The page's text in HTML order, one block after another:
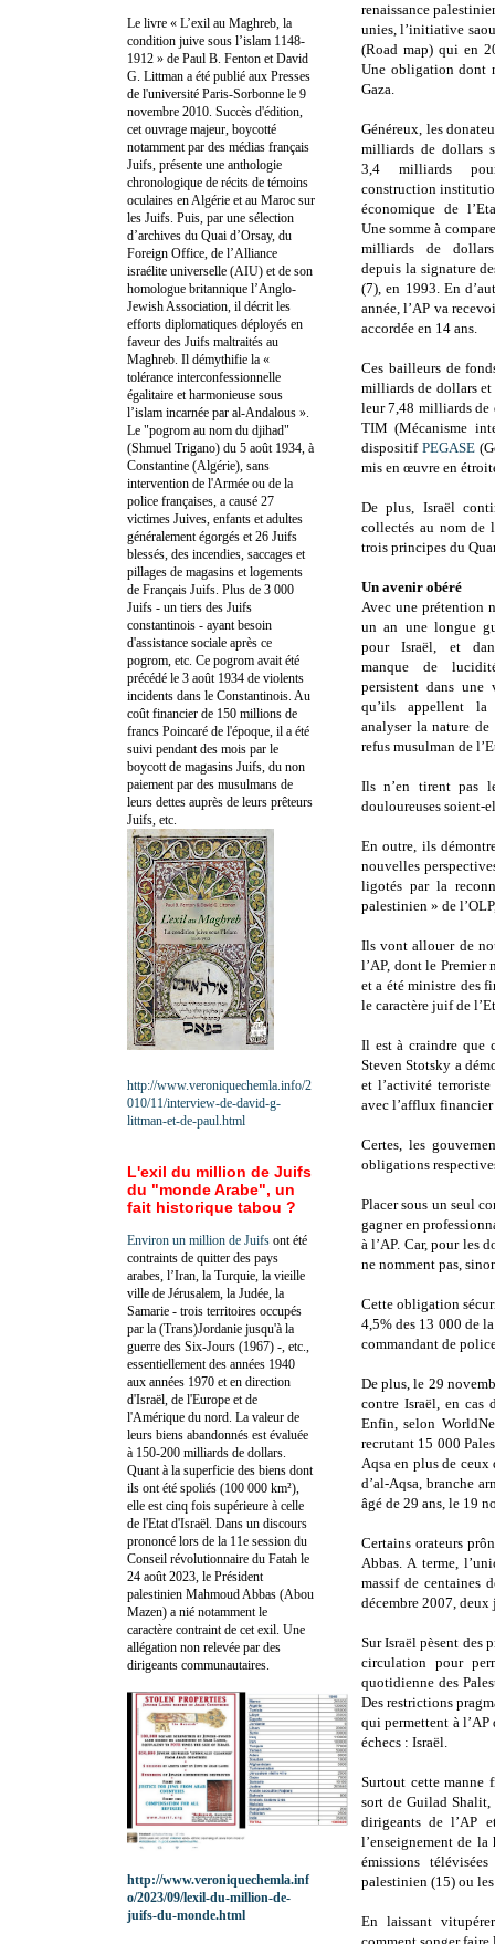
renaissance
unies, l’initiative
(Road map) qui en
Une obligation dont
Gaza.
Généreux, les
milliards de dollars
3,4 milliards
construction
économique de
Une somme à
milliards de
depuis la signature
(7), en 1993. En
année, l’AP va
accordée en 14 ans.
Ces bailleurs de
milliards de dollars et
leur 7,48 milliards de
TIM (Mécanisme
dispositifPEGASE
mis en œuvre en
De plus, Israël
collectés au nom de
trois principes du
Un avenir obéré
Avec une prétention
un an une longue
pour Israël, et
manque de
persistent dans une
qu’ils appellent
analyser la nature
refus musulman de
Ils n’en tirent pas
douloureuses soient-
En outre, ils
nouvelles
ligotés par la
palestinien » de
Ils vont allouer de
l’AP, dont le Premier
et a été ministre des
le caractère juif de
Il est à craindre que
Steven Stotsky a
et l’activité
avec l’afflux
Certes, les
obligations
Placer sous un seul
gagner en
à l’AP. Car, pour les
ne nomment pas,
Cette obligation
4,5% des 13 000 de
commandant de
De plus, le 29
contre Israël, en cas
Enfin, selon
recrutant 15 000
Aqsa en plus de ceux
d’al-Aqsa, branche
âgé de 29 ans, le 19
Certains orateurs
Abbas. A terme,
massif de centaines
décembre 2007, deux
Sur Israël pèsent des
circulation pour
quotidienne des
Des restrictions
qui permettent à l’AP
échecs : Israël.
Surtout cette manne
sort de Guilad Shalit,
dirigeants de l’AP
l’enseignement de
émissions
palestinien (15) ou les
En laissant
Le livre « L’exil au Maghreb, la
condition juive sous l’islam 1148-
1912 » de Paul B. Fenton et David
G. Littman a été publié aux Presses
de l'université Paris-Sorbonne le 9
novembre 2010. Succès d'édition,
cet ouvrage majeur, boycotté
notamment par des médias français
Juifs, présente une anthologie
chronologique de récits de témoins
oculaires en Algérie et au Maroc sur
les Juifs. Puis, par une sélection
d’archives du Quai d’Orsay, du
Foreign Office, de l’Alliance
israélite universelle (AIU) et de son
homologue britannique l’Anglo-
Jewish Association, il décrit les
efforts diplomatiques déployés en
faveur des Juifs maltraités au
Maghreb. Il démythifie la «
tolérance interconfessionnelle
égalitaire et harmonieuse sous
l’islam incarnée par al-Andalous ».
Le "pogrom au nom du djihad"
(Shmuel Trigano) du 5 août 1934, à
Constantine (Algérie), sans
intervention de l'Armée ou de la
police françaises, a causé 27
victimes Juives, enfants et adultes
généralement égorgés et 26 Juifs
blessés, des incendies, saccages et
pillages de magasins et logements
de Français Juifs. Plus de 3 000
Juifs - un tiers des Juifs
constantinois - ayant besoin
d'assistance sociale après ce
pogrom, etc. Ce pogrom avait été
précédé le 3 août 1934 de violents
incidents dans le Constantinois. Au
coût financier de 150 millions de
francs Poincaré de l'époque, il a été
suivi pendant des mois par le
boycott de magasins Juifs, du non
paiement par des musulmans de
leurs dettes auprès de leurs prêteurs
Juifs, etc.
http://www.veroniquechemla.info/2
010/11/interview-de-david-g-
littman-et-de-paul.html
L'exil du million de Juifs
du "monde Arabe", un
fait historique tabou ?
Environ un million de Juifs ont été
contraints de quitter des pays
arabes, l’Iran, la Turquie, la vieille
ville de Jérusalem, la Judée, la
Samarie - trois territoires occupés
par la (Trans)Jordanie jusqu'à la
guerre des Six-Jours (1967) -, etc.,
essentiellement des années 1940
aux années 1970 et en direction
d'Israël, de l'Europe et de
l'Amérique du nord. La valeur de
leurs biens abandonnés est évaluée
à 150-200 milliards de dollars.
Quant à la superficie des biens dont
ils ont été spoliés (100 000 km²),
elle est cinq fois supérieure à celle
de l'Etat d'Israël. Dans un discours
prononcé lors de la 11e session du
Conseil révolutionnaire du Fatah le
24 août 2023, le Président
palestinien Mahmoud Abbas (Abou
Mazen) a nié notamment le
caractère contraint de cet exil. Une
allégation non relevée par des
dirigeants communautaires.
http://www.veroniquechemla.inf
o/2023/09/lexil-du-million-de-
juifs-du-monde.html